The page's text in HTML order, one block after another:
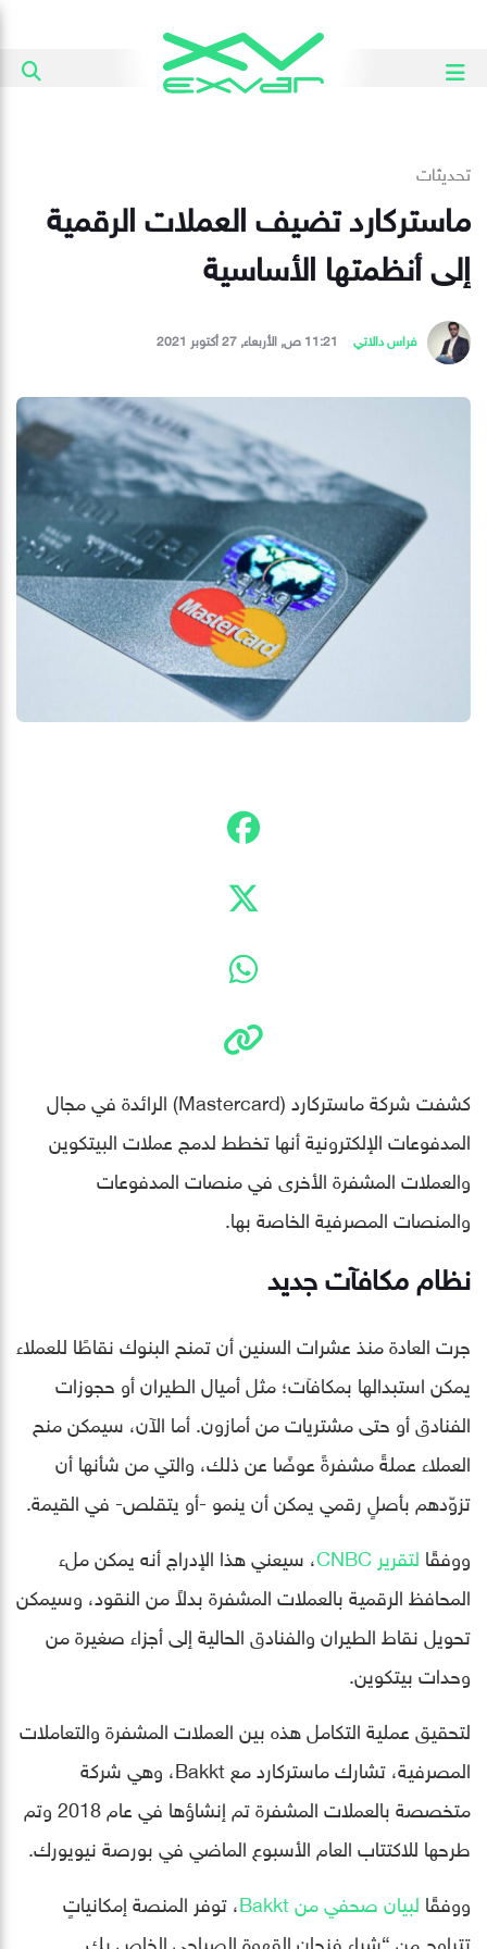
تحديثات
ماستركارد تضيف العملات الرقمية
إلى أنظمتها الأساسية
فراس دالاتي 11:21 ص, الأربعاء, 27 أكتوبر 2021
كشفت شركة ماستركارد (Mastercard) الرائدة في مجال
المدفوعات الإلكترونية أنها تخطط لدمج عملات البيتكوين
والعملات المشفرة الأخرى في منصات المدفوعات
والمنصات المصرفية الخاصة بها.
نظام مكافآت جديد
جرت العادة منذ عشرات السنين أن تمنح البنوك نقاطًا للعملاء
يمكن استبدالها بمكافآت؛ مثل أميال الطيران أو حجوزات
الفنادق أو حتى مشتريات من أمازون. أما الآن، سيمكن منح
العملاء عملةً مشفرةً عوضًا عن ذلك، والتي من شأنها أن
تزوّدهم بأصلٍ رقمي يمكن أن ينمو -أو يتقلص- في القيمة.
ووفقًا لتقرير CNBC
، سيعني هذا الإدراج أنه يمكن ملء
المحافظ الرقمية بالعملات المشفرة بدلاً من النقود، وسيمكن
تحويل نقاط الطيران والفنادق الحالية إلى أجزاء صغيرة من
وحدات بيتكوين.
لتحقيق عملية التكامل هذه بين العملات المشفرة والتعاملات
المصرفية، تشارك ماستركارد مع Bakkt، وهي شركة
متخصصة بالعملات المشفرة تم إنشاؤها في عام 2018 وتم
طرحها للاكتتاب العام الأسبوع الماضي في بورصة نيويورك.
ووفقًا لبيان صحفي من Bakkt
، توفر المنصة إمكانياتٍ
تتراوح من “شراء فنجان القهوة الصباحي الخاص بك